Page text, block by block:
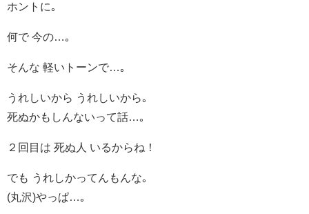
ホントに｡
何で 今の…｡
そんな 軽いトーンで…｡
うれしいから うれしいから｡
死ぬかもしんないって話…｡
２回目は 死ぬ人 いるからね！
でも うれしかってんもんな｡
(丸沢)やっぱ…｡